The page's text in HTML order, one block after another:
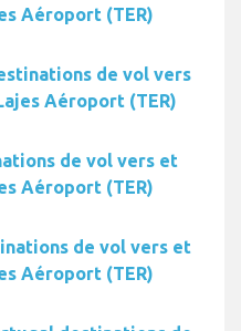
Aéroport (TER)
de vol vers
Aéroport (TER)
de vol vers et
Aéroport (TER)
de vol vers et
Aéroport (TER)